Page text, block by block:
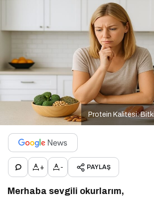
Protein Kalitesi:
+ - PAYLAŞ
Merhaba sevgili okurlarım,